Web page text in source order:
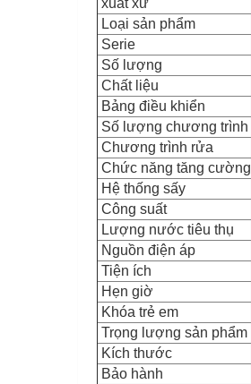
xuất xứ
Loại sản phẩm
Serie
Số lượng
Chất liệu
Bảng điều khiển
Số lượng chương trình
Chương trình rửa
Chức năng tăng cường
Hệ thống sấy
Công suất
Lượng nước tiêu thụ
Nguồn điện áp
Tiện ích
Hẹn giờ
Khóa trẻ em
Trọng lượng sản phẩm
Kích thước
Bảo hành